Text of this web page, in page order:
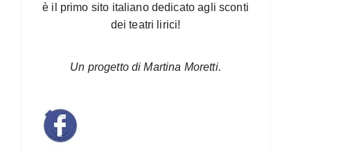
è il primo sito italiano dedicato agli sconti
dei teatri lirici!
Un progetto di Martina Moretti.